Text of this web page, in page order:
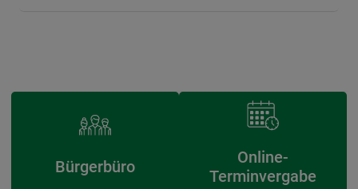
Bürgerbüro
Online-
Terminvergabe